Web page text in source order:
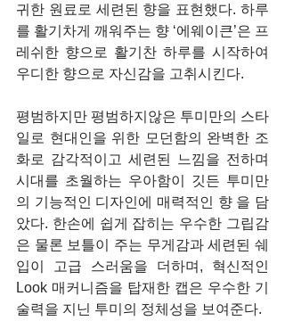
귀한 원료로 세련된 향을 표현했다. 하루
를 활기차게 깨워주는 향 ‘에웨이큰’은 프
레쉬한 향으로 활기찬 하루를 시작하여
우디한 향으로 자신감을 고취시킨다.
평범하지만 평범하지않은 투미만의 스타
일로 현대인을 위한 모던함의 완벽한 조
화로 감각적이고 세련된 느낌을 전하며
시대를 초월하는 우아함이 깃든 투미만
의 기능적인 디자인에 매력적인 향 을 담
았다. 한손에 쉽게 잡히는 우수한 그립감
은 물론 보틀이 주는 무게감과 세련된 쉐
입이 고급 스러움을 더하며, 혁신적인
Look 매커니즘을 탑재한 캡은 우수한 기
술력을 지닌 투미의 정체성을 보여준다.